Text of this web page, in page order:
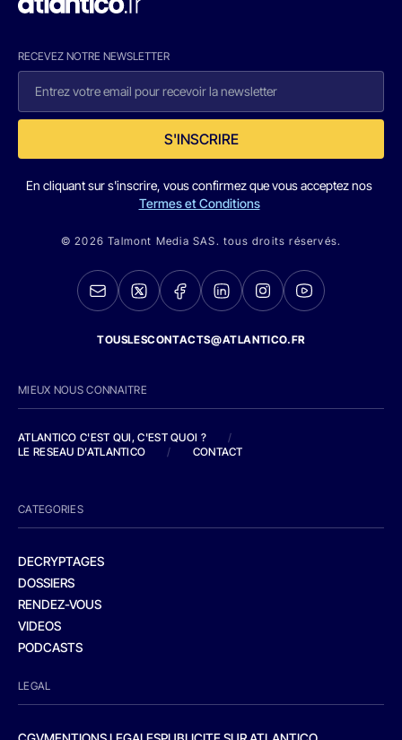
RECEVEZ NOTRE NEWSLETTER
S'INSCRIRE
En cliquant sur s'inscrire, vous confirmez que vous acceptez nos
Termes et Conditions
© 2026 Talmont Media SAS. tous droits réservés.
TOUSLESCONTACTS@ATLANTICO.FR
MIEUX NOUS CONNAITRE
ATLANTICO C'EST QUI, C'EST QUOI ?
/
LE RESEAU D'ATLANTICO
/ CONTACT
CATEGORIES
DECRYPTAGES
DOSSIERS
RENDEZ-VOUS
VIDEOS
PODCASTS
LEGAL